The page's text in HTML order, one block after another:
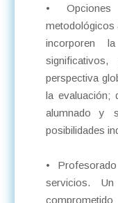
• Opciones
metodológicos
incorporen
perspectiva
la evaluación;
alumnado y
posibilidades
•
servicios.